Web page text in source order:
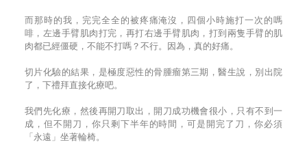
而那時的我，完完全全的被疼痛淹沒，四個小時施打一次的嗎
啡，左邊手臂肌肉打完，再打右邊手臂肌肉，打到兩隻手臂的肌
肉都已經僵硬，不能不打嗎？不行。因為，真的好痛。
切片化驗的結果，是極度惡性的骨腫瘤第三期，醫生說，別出院
了，下禮拜直接化療吧。
我們先化療，然後再開刀取出，開刀成功機會很小，只有不到一
成，但不開刀，你只剩下半年的時間，可是開完了刀，你必須
「永遠」坐著輪椅。